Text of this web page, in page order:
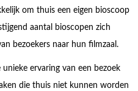
om thuis een eigen bioscoop
aantal bioscopen zich
bezoekers naar hun filmzaal.
ervaring van een bezoek
die thuis niet kunnen worden